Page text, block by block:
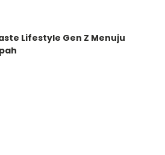
Lifestyle Gen Z Menuju